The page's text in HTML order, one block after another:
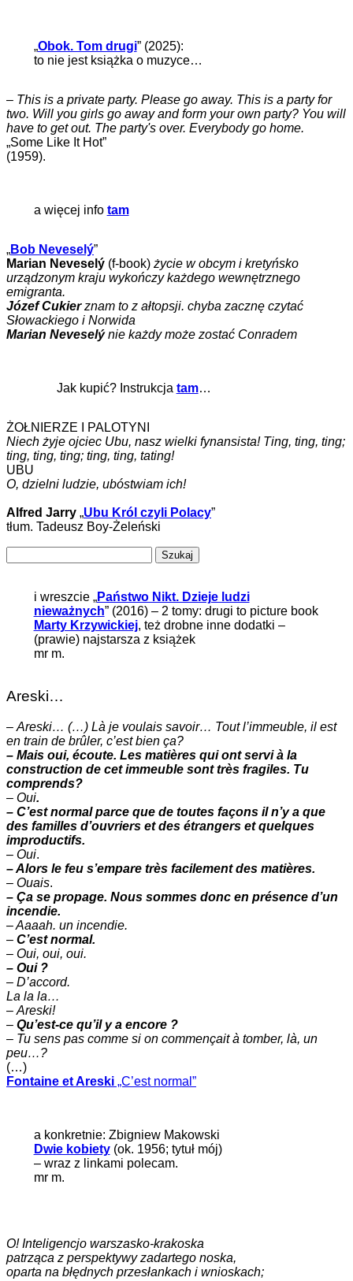
„Obok. Tom drugi” (2025):
to nie jest książka o muzyce…
– This is a private party. Please go away. This is a party for
two. Will you girls go away and form your own party? You will
have to get out. The party's over. Everybody go home.
„Some Like It Hot”
(1959).
a więcej info tam
„Bob Neveselý”
Marian Neveselý (f-book) życie w obcym i kretyńsko
urządzonym kraju wykończy każdego wewnętrznego
emigranta.
Józef Cukierznam to z ałtopsji. chyba zacznę czytać
Słowackiego i Norwida
Marian Neveselýnie każdy może zostać Conradem
Jak kupić? Instrukcja tam…
ŻOŁNIERZE I PALOTYNI
Niech żyje ojciec Ubu, nasz wielki fynansista! Ting, ting, ting;
ting, ting, ting; ting, ting, tating!
UBU
O, dzielni ludzie, ubóstwiam ich!
Alfred Jarry „Ubu Król czyli Polacy”
tłum. Tadeusz Boy-Żeleński
i wreszcie „Państwo Nikt. Dzieje ludzi
nieważnych” (2016) – 2 tomy: drugi to picture book
Marty Krzywickiej, też drobne inne dodatki –
(prawie) najstarsza z książek
mr m.
Areski…
– Areski… (…) Là je voulais savoir… Tout l’immeuble, il est
en train de brûler, c’est bien ça?
– Mais oui, écoute. Les matières qui ont servi à la
construction de cet immeuble sont très fragiles. Tu
comprends?
– Oui.
– C’est normal parce que de toutes façons il n’y a que
des familles d’ouvriers et des étrangers et quelques
improductifs.
– Oui.
– Alors le feu s’empare très facilement des matières.
– Ouais.
– Ça se propage. Nous sommes donc en présence d’un
incendie.
– Aaaah. un incendie.
– C’est normal.
– Oui, oui, oui.
– Oui ?
– D’accord.
La la la…
– Areski!
– Qu’est-ce qu’il y a encore ?
– Tu sens pas comme si on commençait à tomber, là, un
peu…?
(…)
Fontaine et Areski „C’est normal”
a konkretnie: Zbigniew Makowski
Dwie kobiety(ok. 1956; tytuł mój)
– wraz z linkami polecam.
mr m.
O! Inteligencjo warszasko-krakoska
patrząca z perspektywy zadartego noska,
oparta na błędnych przesłankach i wnioskach;